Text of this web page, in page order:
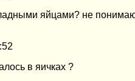
яйцами? не
в яичках ?